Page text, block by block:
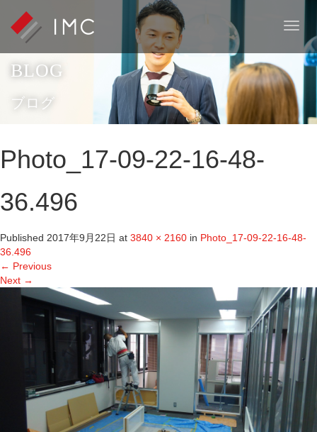
T
g
l
e
a
n
BLOG
ブログ
Photo_17-09-22-16-48-
36.496
Published 2017年9月22日 at 3840 × 2160 in Photo_17-09-22-16-48-
36.496
← Previous
Next →